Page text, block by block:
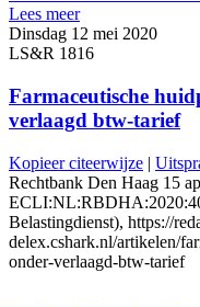
Lees meer
Dinsdag 12 mei 2020
LS&R 1816
Farmaceutische
verlaagd btw-tarief
Kopieer citeerwijze |
Rechtbank Den Haag 15
Belastingdienst), https://
delex.cshark.nl/artikelen/
onder-verlaagd-btw-tarief